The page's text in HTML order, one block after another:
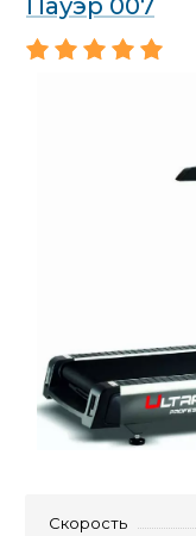
Скорость